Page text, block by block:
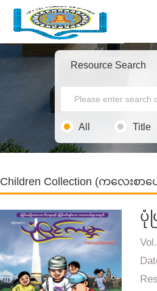
Resource Search
All Title
Children Collection (ကလေးစာပ
ပုံ